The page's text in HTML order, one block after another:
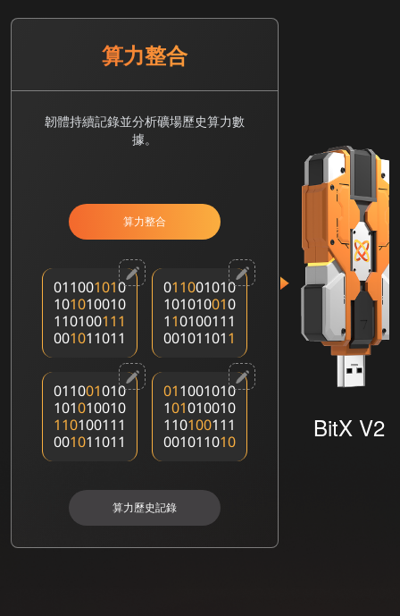
算力整合
韌體持續記錄並分析礦場歷史算力數
據。
算力整合
011001010
101010010
110100111
001011011
011001010
101010010
110100111
001011011
011001010
101010010
110100111
001011011
011001010
101010010
110100111
001011010
算力歷史記錄
BitX V2